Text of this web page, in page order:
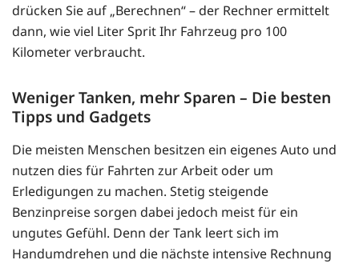
drücken Sie auf „Berechnen“ – der Rechner ermittelt
dann, wie viel Liter Sprit Ihr Fahrzeug pro 100
Kilometer verbraucht.
Weniger Tanken, mehr Sparen – Die besten
Tipps und Gadgets
Die meisten Menschen besitzen ein eigenes Auto und
nutzen dies für Fahrten zur Arbeit oder um
Erledigungen zu machen. Stetig steigende
Benzinpreise sorgen dabei jedoch meist für ein
ungutes Gefühl. Denn der Tank leert sich im
Handumdrehen und die nächste intensive Rechnung